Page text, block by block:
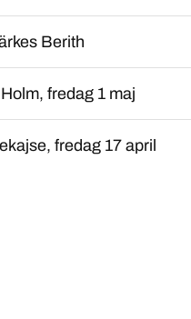
Berith
fredag 1 maj
fredag 17 april